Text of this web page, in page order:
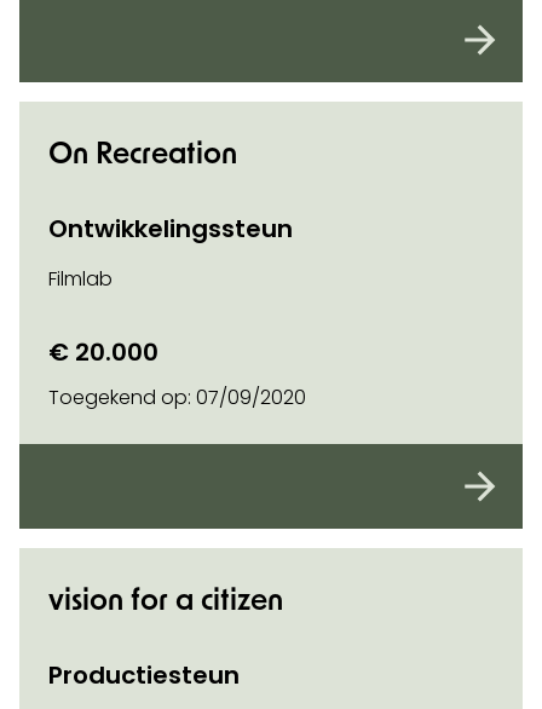
On Recreation
Ontwikkelingssteun
Filmlab
€ 20.000
Toegekend op: 07/09/2020
vision for a citizen
Productiesteun